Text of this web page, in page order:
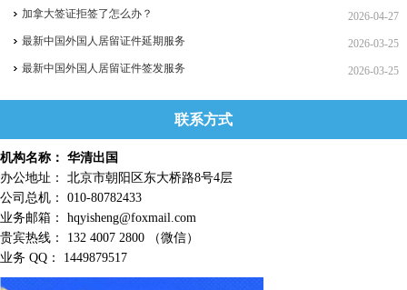
2026-04-27
加拿大签证拒签了怎么办？
2026-03-25
最新中国外国人居留证件延期服务
2026-03-25
最新中国外国人居留证件签发服务
联系方式
机构名称： 华清出国
办公地址： 北京市朝阳区东大桥路8号4层
公司总机： 010-80782433
业务邮箱： hqyisheng@foxmail.com
贵宾热线： 132 4007 2800 （微信）
业务 QQ： 1449879517